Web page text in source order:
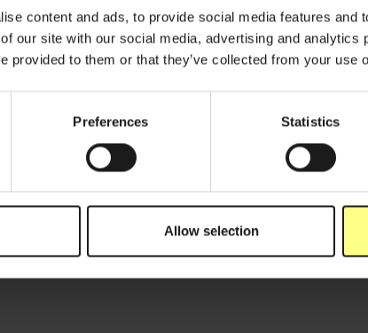
content and ads, to provide social media features and
our site with our social media, advertising and analytics
provided to them or that they’ve collected from your use
Preferences Statistics
Allow selection